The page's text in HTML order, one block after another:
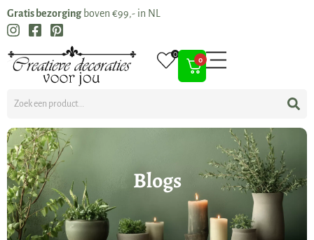
Gratis bezorging boven €99,- in NL
0
0
Blogs